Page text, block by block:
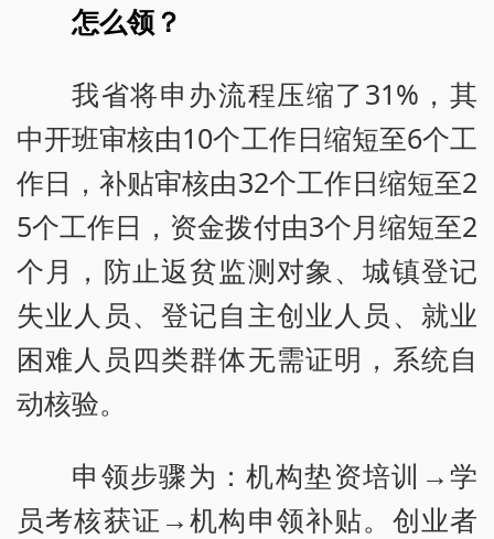
怎么领？
我省将申办流程压缩了31%，其
中开班审核由10个工作日缩短至6个工
作日，补贴审核由32个工作日缩短至2
5个工作日，资金拨付由3个月缩短至2
个月，防止返贫监测对象、城镇登记
失业人员、登记自主创业人员、就业
困难人员四类群体无需证明，系统自
动核验。
申领步骤为：机构垫资培训→学
员考核获证→机构申领补贴。创业者